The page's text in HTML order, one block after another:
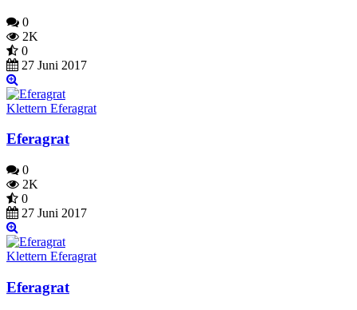
0
2K
0
27 Juni 2017
Klettern Eferagrat
Eferagrat
0
2K
0
27 Juni 2017
Klettern Eferagrat
Eferagrat